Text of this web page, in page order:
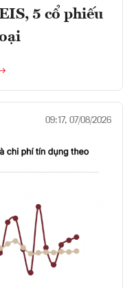
5 cổ phiếu
09:17, 07/08/2026